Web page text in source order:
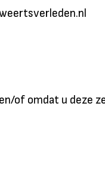
of omdat u deze